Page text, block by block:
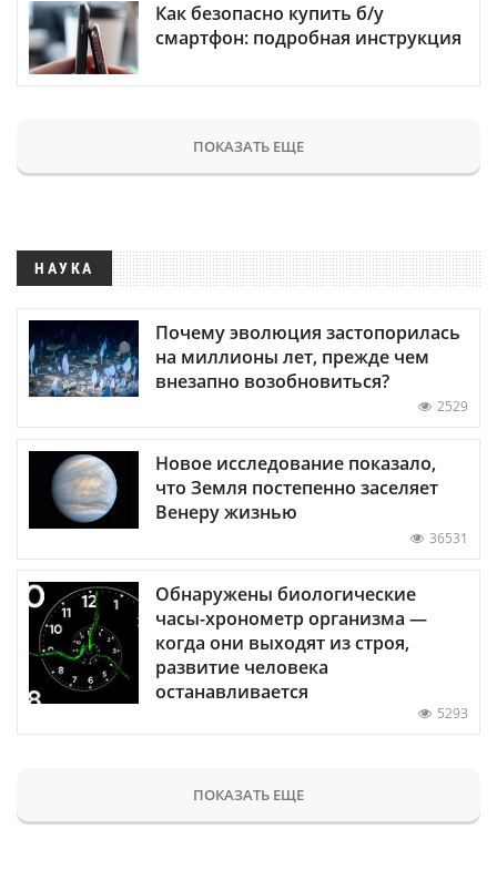
Как безопасно купить б/у
смартфон: подробная инструкция
ПОКАЗАТЬ ЕЩЕ
НАУКА
Почему эволюция застопорилась
на миллионы лет, прежде чем
внезапно возобновиться?
2529
Новое исследование показало,
что Земля постепенно заселяет
Венеру жизнью
36531
Обнаружены биологические
часы-хронометр организма —
когда они выходят из строя,
развитие человека
останавливается
5293
ПОКАЗАТЬ ЕЩЕ